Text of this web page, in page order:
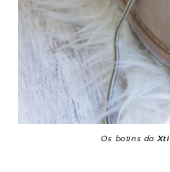
Os botins daXti